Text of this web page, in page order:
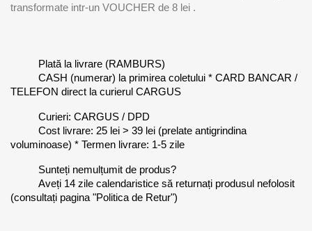
transformate intr-un VOUCHER de 8 lei .
Plată la livrare (RAMBURS)
CASH (numerar) la primirea coletului * CARD BANCAR /
TELEFON direct la curierul CARGUS
Curieri: CARGUS / DPD
Cost livrare: 25 lei > 39 lei (prelate antigrindina
voluminoase) * Termen livrare: 1-5 zile
Sunteți nemulțumit de produs?
Aveți 14 zile calendaristice să returnați produsul nefolosit
(consultați pagina "Politica de Retur")